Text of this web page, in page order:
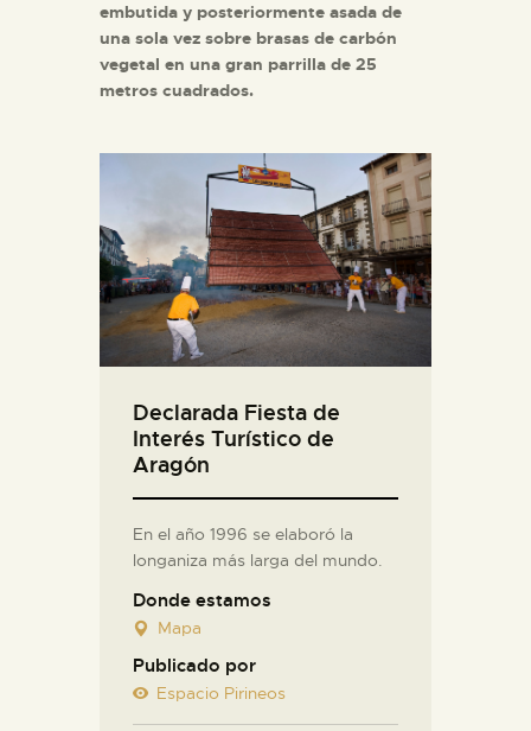
embutida y posteriormente asada de
una sola vez sobre brasas de carbón
vegetal en una gran parrilla de 25
metros cuadrados.
Declarada Fiesta de
Interés Turístico de
Aragón
En el año 1996 se elaboró la
longaniza más larga del mundo.
Donde estamos
Mapa
Publicado por
Espacio Pirineos